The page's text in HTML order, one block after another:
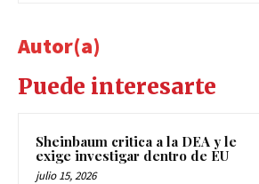
Autor(a)
Puede interesarte
Sheinbaum critica a la DEA y le
exige investigar dentro de EU
julio 15, 2026